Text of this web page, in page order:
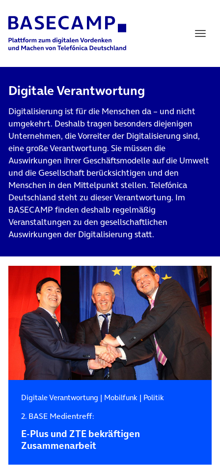
Main Navigation
Digitale Verantwortung
Digitalisierung ist für die Menschen da – und nicht
umgekehrt. Deshalb tragen besonders diejenigen
Unternehmen, die Vorreiter der Digitalisierung sind,
eine großeVerantwortung. Sie müssen die
Auswirkungen ihrer Geschäftsmodelle auf die Umwelt
und die Gesellschaft berücksichtigen und den
Menschen in den Mittelpunkt stellen. Telefónica
Deutschland steht zu dieser Verantwortung. Im
BASECAMP finden deshalb regelmäßig
Veranstaltungen zu den gesellschaftlichen
Auswirkungen der Digitalisierung statt.
Digitale Verantwortung | Mobilfunk| Politik
2. BASE Medientreff:
E-Plus und ZTE bekräftigen
Zusammenarbeit